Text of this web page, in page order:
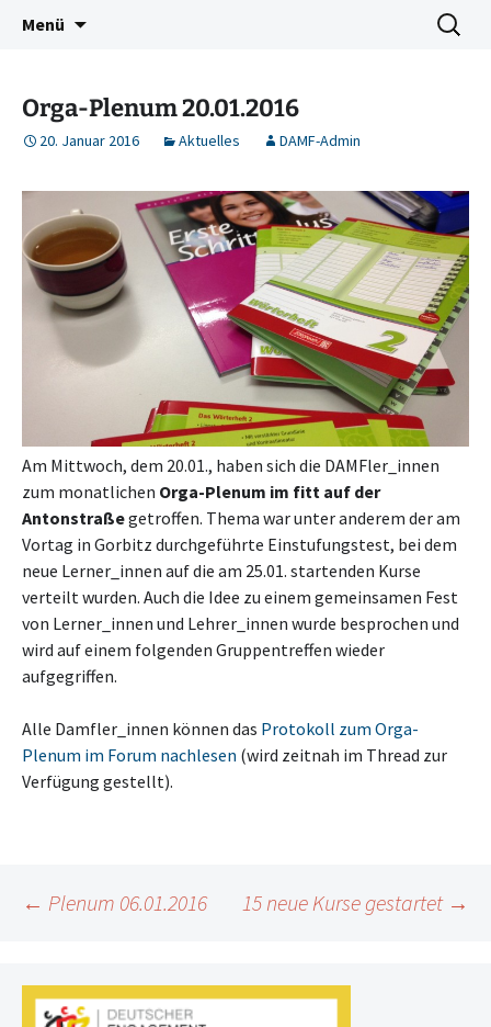
Damf Dresden
Deutschkurse Asyl Migration Flucht Dresden
Menü
Suchen
nach:
Orga-Plenum 20.01.2016
20. Januar 2016 Aktuelles DAMF-Admin
Am Mittwoch, dem 20.01., haben sich die DAMFler_innen
zum monatlichen Orga-Plenum im fitt auf der
Antonstraßegetroffen. Thema war unter anderem der am
Vortag in Gorbitz durchgeführte Einstufungstest, bei dem
neue Lerner_innen auf die am 25.01. startenden Kurse
verteilt wurden. Auch die Idee zu einem gemeinsamen Fest
von Lerner_innen und Lehrer_innen wurde besprochen und
wird auf einem folgenden Gruppentreffen wieder
aufgegriffen.
Alle Damfler_innen können das Protokoll zum Orga-
Plenum im Forum nachlesen (wird zeitnah im Thread zur
Verfügung gestellt).
Beitragsnavigation
← Plenum 06.01.2016 15 neue Kurse gestartet →